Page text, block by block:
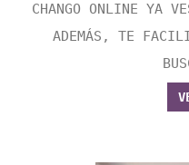
CHANGO ONLINE YA
ADEMÁS, TE